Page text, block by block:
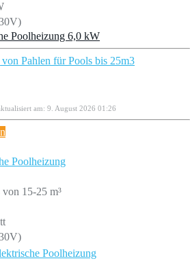
Poolheizung 6,0 kW
am: 9. August 2026 01:26
Poolheizung
15-25 m³
Poolheizung